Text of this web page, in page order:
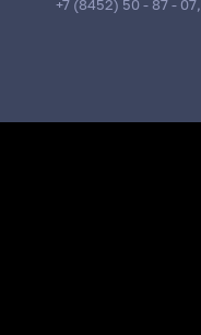
+7 (8452) 50 - 87 - 07,